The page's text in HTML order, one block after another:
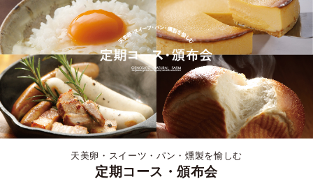
天美卵・スイーツ・パン・燻製を愉しむ
定期コース・頒布会